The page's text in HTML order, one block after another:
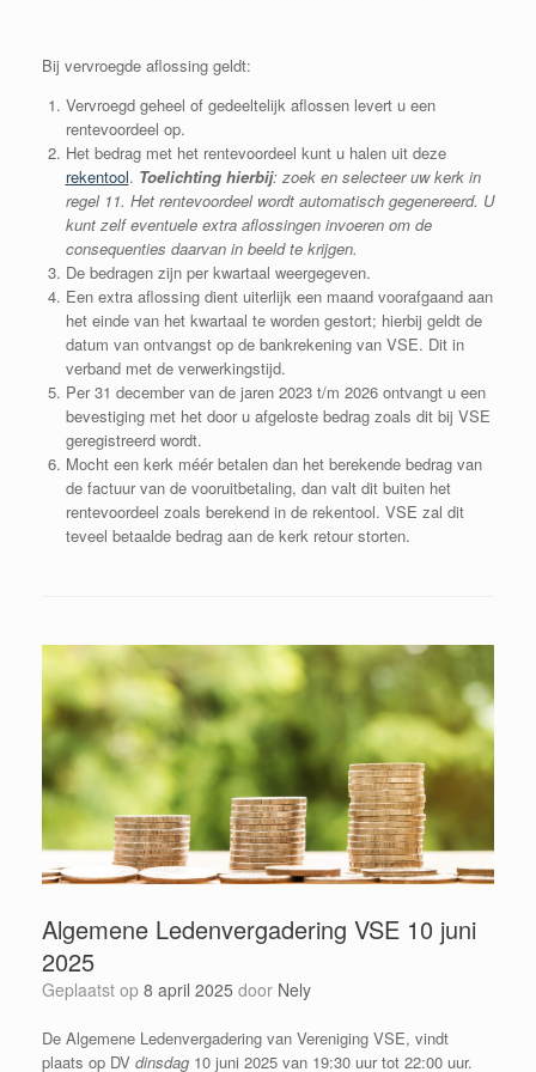
Bij vervroegde aflossing geldt:
Vervroegd geheel of gedeeltelijk aflossen levert u een
rentevoordeel op.
Het bedrag met het rentevoordeel kunt u halen uit deze
rekentool. Toelichting hierbij: zoek en selecteer uw kerk in
regel 11. Het rentevoordeel wordt automatisch gegenereerd. U
kunt zelf eventuele extra aflossingen invoeren om de
consequenties daarvan in beeld te krijgen.
De bedragen zijn per kwartaal weergegeven.
Een extra aflossing dient uiterlijk een maand voorafgaand aan
het einde van het kwartaal te worden gestort; hierbij geldt de
datum van ontvangst op de bankrekening van VSE. Dit in
verband met de verwerkingstijd.
Per 31 december van de jaren 2023 t/m 2026 ontvangt u een
bevestiging met het door u afgeloste bedrag zoals dit bij VSE
geregistreerd wordt.
Mocht een kerk méér betalen dan het berekende bedrag van
de factuur van de vooruitbetaling, dan valt dit buiten het
rentevoordeel zoals berekend in de rekentool. VSE zal dit
teveel betaalde bedrag aan de kerk retour storten.
Algemene Ledenvergadering VSE 10 juni
2025
Geplaatst op 8 april 2025 door Nely
De Algemene Ledenvergadering van Vereniging VSE, vindt
plaats op DV dinsdag 10 juni 2025 van 19:30 uur tot 22:00 uur.